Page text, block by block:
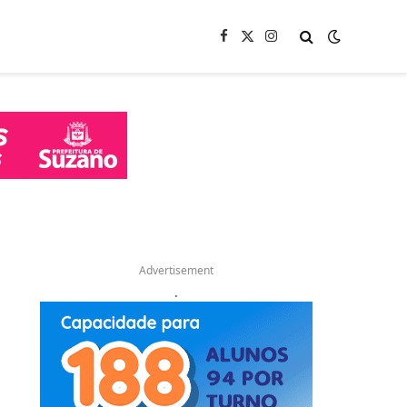
Facebook
X
Instagram
Advertisement
.